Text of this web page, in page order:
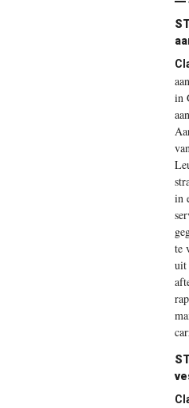
in
in
te
uit